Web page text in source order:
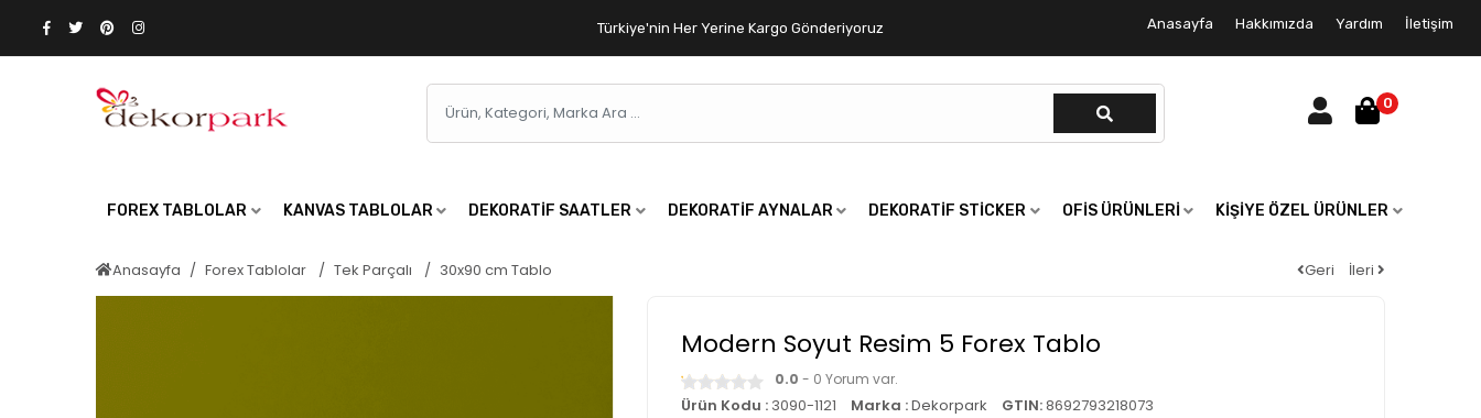
Türkiye'nin Her Yerine Kargo Gönderiyoruz Anasayfa Hakkımızda Yardım İletişim
0
FOREX TABLOLAR KANVAS TABLOLAR DEKORATIF SAATLER DEKORATIF AYNALAR DEKORATIF STICKER OFIS ÜRÜNLERI KIŞIYE ÖZEL ÜRÜNLER
Anasayfa Forex Tablolar Tek Parçalı 30x90 cm Tablo Geri İleri
Modern Soyut Resim 5 Forex Tablo
0.0 - 0 Yorum var.
Ürün Kodu : 3090-1121 Marka :Dekorpark GTIN:8692793218073